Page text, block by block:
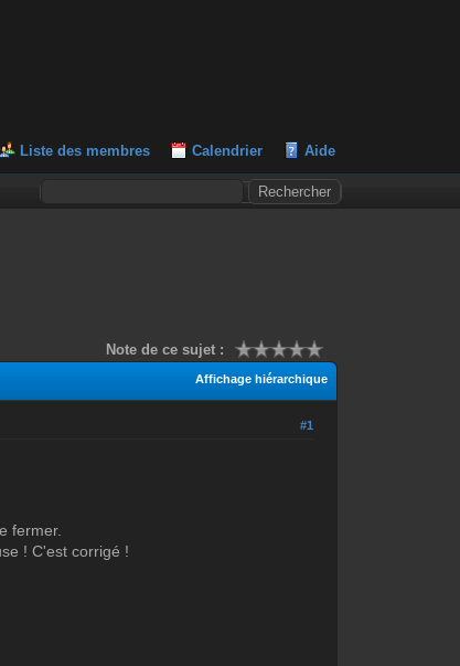
Liste des membres Calendrier Aide
Note de ce sujet :
Affichage hiérarchique
#1
fermer.
! C'est corrigé !